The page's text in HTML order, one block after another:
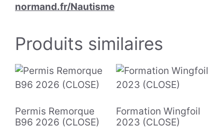
normand.fr/Nautisme
Produits similaires
Permis Remorque
B96 2026 (CLOSE)
Formation Wingfoil
2023 (CLOSE)